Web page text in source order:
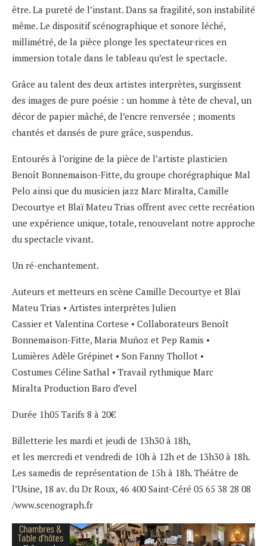
être. La pureté de l’instant. Dans sa fragilité, son instabilité
même. Le dispositif scénographique et sonore léché,
millimétré, de la pièce plonge les spectateur·rices en
immersion totale dans le tableau qu’est le spectacle.
Grâce au talent des deux artistes interprètes, surgissent
des images de pure poésie : un homme à tête de cheval, un
décor de papier mâché, de l’encre renversée ; moments
chantés et dansés de pure grâce, suspendus.
Entourés à l’origine de la pièce de l’artiste plasticien
Benoît Bonnemaison-Fitte, du groupe chorégraphique Mal
Pelo ainsi que du musicien jazz Marc Miralta, Camille
Decourtye et Blaï Mateu Trias offrent avec cette recréation
une expérience unique, totale, renouvelant notre approche
du spectacle vivant.
Un ré-enchantement.
Auteurs et metteurs en scène Camille Decourtye et Blaï
Mateu Trias • Artistes interprètes Julien
Cassier et Valentina Cortese • Collaborateurs Benoît
Bonnemaison-Fitte, Maria Muñoz et Pep Ramis •
Lumières Adèle Grépinet • Son Fanny Thollot •
Costumes Céline Sathal • Travail rythmique Marc
Miralta Production Baro d’evel
Durée 1h05 Tarifs 8 à 20€
Billetterie les mardi et jeudi de 13h30 à 18h,
et les mercredi et vendredi de 10h à 12h et de 13h30 à 18h.
Les samedis de représentation de 15h à 18h. Théâtre de
l’Usine, 18 av. du Dr Roux, 46 400 Saint-Céré 05 65 38 28 08
/www.scenograph.fr